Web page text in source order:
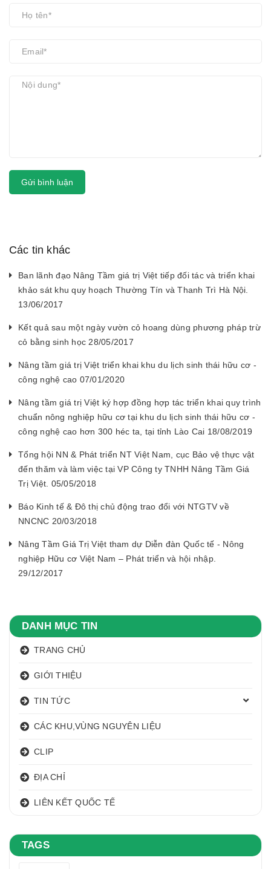
Gửi bình luận
Các tin khác
Ban lãnh đạo Nâng Tầm giá trị Việt tiếp đối tác và triển khai
khảo sát khu quy hoạch Thường Tín và Thanh Trì Hà Nội.
13/06/2017
Kết quả sau một ngày vườn cỏ hoang dùng phương pháp trừ
cỏ bằng sinh học 28/05/2017
Nâng tầm giá trị Việt triển khai khu du lịch sinh thái hữu cơ -
công nghệ cao 07/01/2020
Nâng tầm giá trị Việt ký hợp đồng hợp tác triển khai quy trình
chuẩn nông nghiệp hữu cơ tại khu du lịch sinh thái hữu cơ -
công nghệ cao hơn 300 héc ta, tại tỉnh Lào Cai 18/08/2019
Tổng hội NN & Phát triển NT Việt Nam, cục Bảo vệ thực vật
đến thăm và làm việc tại VP Công ty TNHH Nâng Tầm Giá
Trị Việt. 05/05/2018
Báo Kinh tế & Đô thị chủ động trao đổi với NTGTV về
NNCNC 20/03/2018
Nâng Tầm Giá Trị Việt tham dự Diễn đàn Quốc tế - Nông
nghiệp Hữu cơ Việt Nam – Phát triển và hội nhập.
29/12/2017
DANH MỤC TIN
TRANG CHỦ
GIỚI THIỆU
TIN TỨC
CÁC KHU,VÙNG NGUYÊN LIỆU
CLIP
ĐỊA CHỈ
LIÊN KẾT QUỐC TẾ
TAGS